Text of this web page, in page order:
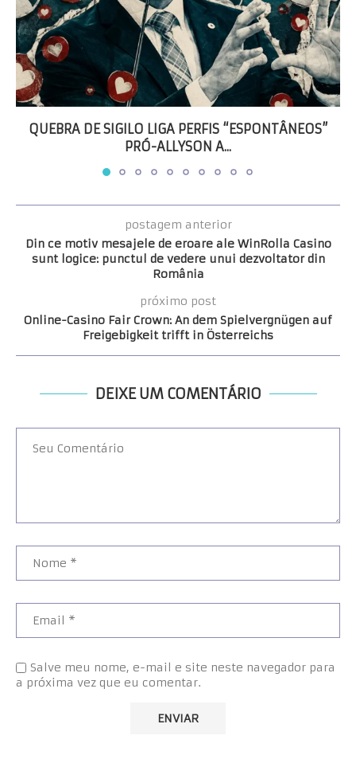
QUEBRA DE SIGILO LIGA PERFIS “ESPONTÂNEOS”
PRÓ-ALLYSON A...
postagem anterior
Din ce motiv mesajele de eroare ale WinRolla Casino
sunt logice: punctul de vedere unui dezvoltator din
România
próximo post
Online-Casino Fair Crown: An dem Spielvergnügen auf
Freigebigkeit trifft in Österreichs
DEIXE UM COMENTÁRIO
Salve meu nome, e-mail e site neste navegador para
a próxima vez que eu comentar.